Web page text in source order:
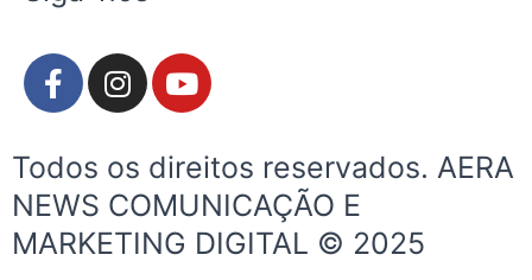
F
a
e
b
o
o
I
n
t
a
g
r
Y
o
t
u
b
e
Todos os direitos reservados. AERA
NEWS COMUNICAÇÃO E
MARKETING DIGITAL © 2025